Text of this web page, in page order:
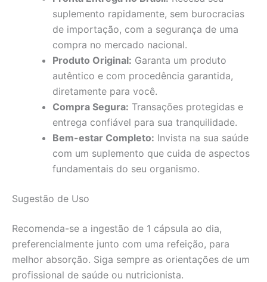
suplemento rapidamente, sem burocracias
de importação, com a segurança de uma
compra no mercado nacional.
Produto Original: Garanta um produto
autêntico e com procedência garantida,
diretamente para você.
Compra Segura: Transações protegidas e
entrega confiável para sua tranquilidade.
Bem-estar Completo: Invista na sua saúde
com um suplemento que cuida de aspectos
fundamentais do seu organismo.
Sugestão de Uso
Recomenda-se a ingestão de 1 cápsula ao dia,
preferencialmente junto com uma refeição, para
melhor absorção. Siga sempre as orientações de um
profissional de saúde ou nutricionista.